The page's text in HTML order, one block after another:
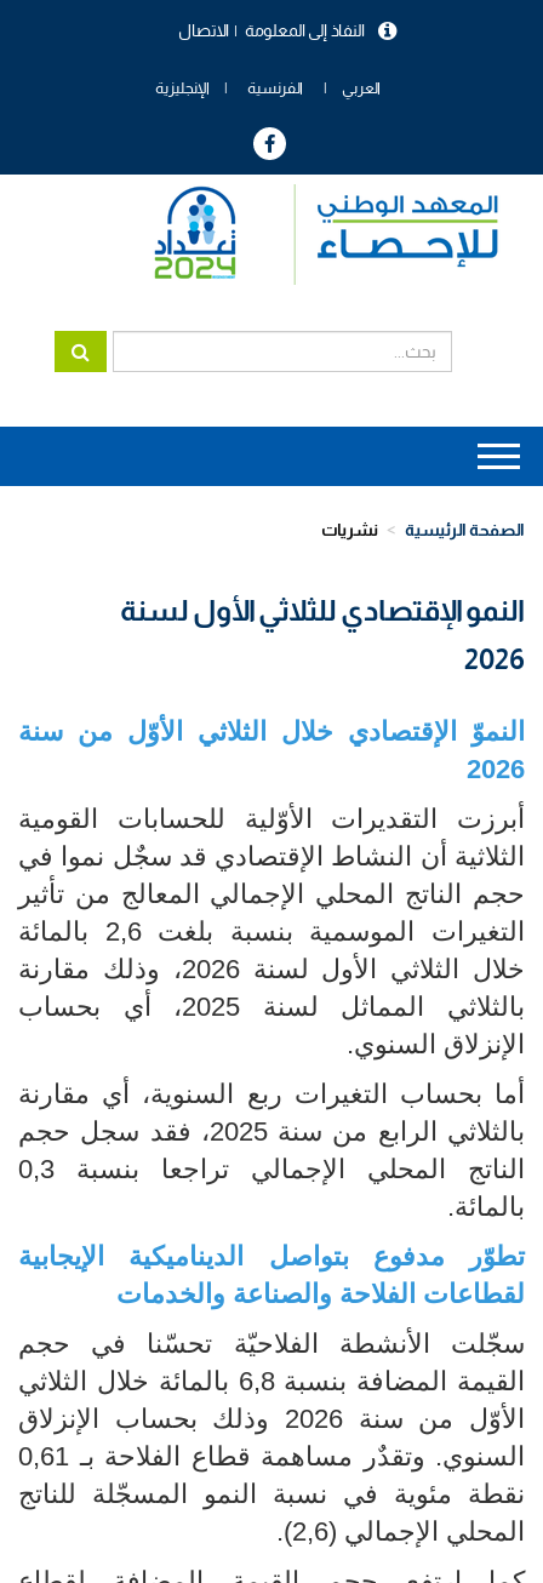
الاتصال النفاذ إلى المعلومة
العربي الفرنسية الإنجليزية
Main
navigation
الصفحة الرئيسية نشريات
النمو الإقتصادي للثلاثي الأول لسنة
2026
النموّ الإقتصادي خلال الثلاثي الأوّل من سنة
2026
أبرزت التقديرات الأوّلية للحسابات القومية
الثلاثية أن النشاط الإقتصادي قد سجٌل نموا في
حجم الناتج المحلي الإجمالي المعالج من تأثير
التغيرات الموسمية بنسبة بلغت 2,6 بالمائة
خلال الثلاثي الأول لسنة 2026، وذلك مقارنة
بالثلاثي المماثل لسنة 2025، أي بحساب
الإنزلاق السنوي.
أما بحساب التغيرات ربع السنوية، أي مقارنة
بالثلاثي الرابع من سنة 2025، فقد سجل حجم
الناتج المحلي الإجمالي تراجعا بنسبة 0,3
بالمائة.
تطوّر مدفوع بتواصل الديناميكية الإيجابية
لقطاعات الفلاحة والصناعة والخدمات
سجّلت الأنشطة الفلاحيّة تحسّنا في حجم
القيمة المضافة بنسبة 6,8 بالمائة خلال الثلاثي
الأوّل من سنة 2026 وذلك بحساب الإنزلاق
السنوي. وتقدٌر مساهمة قطاع الفلاحة بـ 0,61
نقطة مئوية في نسبة النمو المسجّلة للناتج
المحلي الإجمالي (2,6).